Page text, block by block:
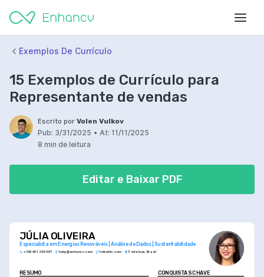
Exemplos De Currículo
15 Exemplos de Currículo para
Representante de vendas
Escrito por Volen Vulkov
Pub: 3/31/2025 • At: 11/11/2025
8 min de leitura
Editar e Baixar PDF
JÚLIA OLIVEIRA
Especialista em Energias Renováveis | Análise de Dados | Sustentabilidade
+393 401 234 567 help@enhancv.com linkedin.com Fortaleza, Brasil
RESUMO CONQUISTAS CHAVE